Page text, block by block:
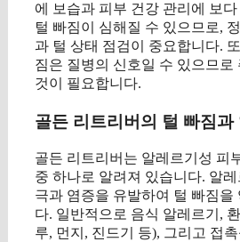
에 보습과 피부 건강 관리에 보
털 빠짐이 심해질 수 있으므로,
과 털 상태 점검이 중요합니다.
짐은 질병의 신호일 수 있으므로
것이 필요합니다.
골든 리트리버의 털 빠짐과
골든 리트리버는 알레르기성 피
중 하나로 알려져 있습니다. 알
극과 염증을 유발하여 털 빠짐을
다. 일반적으로 음식 알레르기,
루, 먼지, 진드기 등), 그리고 접